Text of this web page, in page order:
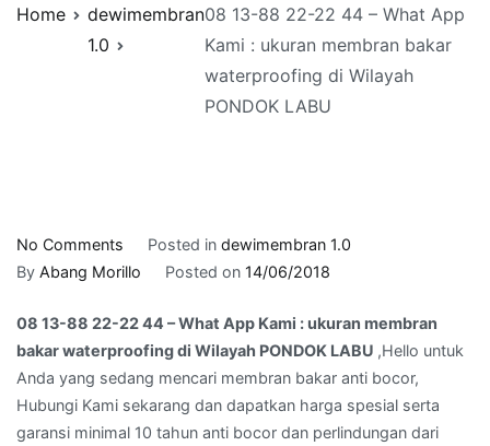
Home
dewimembran
1.0
08 13-88 22-22 44 – What App
Kami : ukuran membran bakar
waterproofing di Wilayah
PONDOK LABU
No Comments
08
88
22-
22
44
–
Posted in dewimembran 1.0
By Abang Morillo Posted on 14/06/2018
08 13-88 22-22 44 – What App Kami : ukuran membran
bakar waterproofing di Wilayah PONDOK LABU ,Hello untuk
Anda yang sedang mencari membran bakar anti bocor,
Hubungi Kami sekarang dan dapatkan harga spesial serta
garansi minimal 10 tahun anti bocor dan perlindungan dari